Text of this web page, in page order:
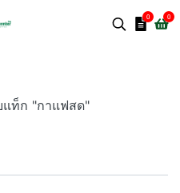
0 0
ท็ก "กาแฟสด"